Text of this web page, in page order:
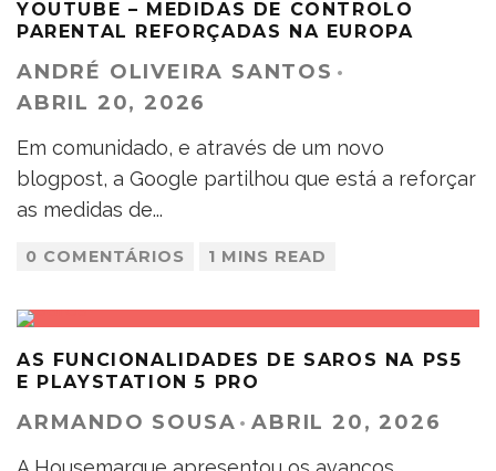
YOUTUBE – MEDIDAS DE CONTROLO
PARENTAL REFORÇADAS NA EUROPA
ANDRÉ OLIVEIRA SANTOS ·
ABRIL 20, 2026
Em comunidado, e através de um novo
blogpost, a Google partilhou que está a reforçar
as medidas de...
0 COMENTÁRIOS 1 MINS READ
AS FUNCIONALIDADES DE SAROS NA PS5
E PLAYSTATION 5 PRO
ARMANDO SOUSA · ABRIL 20, 2026